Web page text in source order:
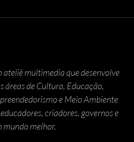
ateliê multimedia que desenvolve
áreas de Cultura, Educação,
e Meio Ambiente
criadores, governos e
mundo melhor.